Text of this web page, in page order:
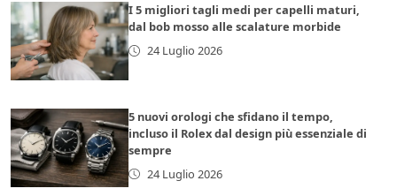
I 5 migliori tagli medi per capelli maturi,
dal bob mosso alle scalature morbide
24 Luglio 2026
5 nuovi orologi che sfidano il tempo,
incluso il Rolex dal design più essenziale di
sempre
24 Luglio 2026